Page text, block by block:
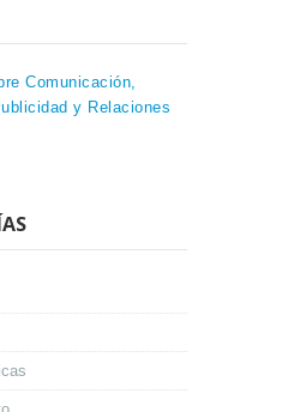
Comunicación,
y Relaciones